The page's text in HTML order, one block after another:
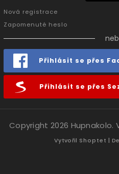
Nová registrace
Zapomenuté heslo
Přihlásit se přes
Přihlásit se přes
Copyright 2026 Hupnakolo.
Vytvořil Shoptet |